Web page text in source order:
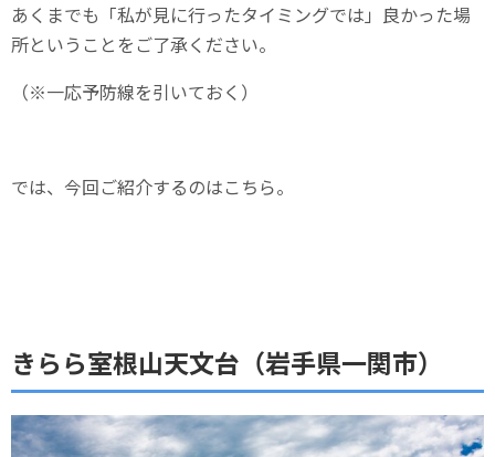
あくまでも「私が見に行ったタイミングでは」良かった場
所ということをご了承ください。
（※一応予防線を引いておく）
では、今回ご紹介するのはこちら。
きらら室根山天文台（岩手県一関市）